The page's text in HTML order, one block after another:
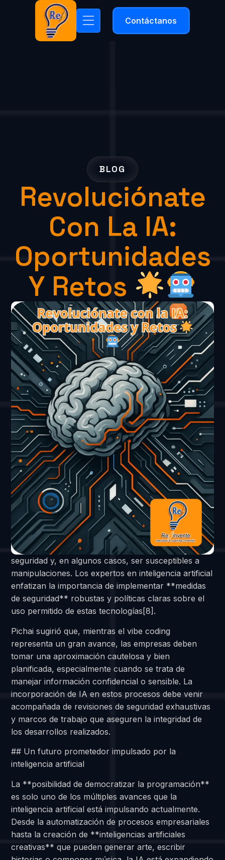
Contáctanos
BLOG
Revoluciónate
Con La IA:
Oportunidades
Y Retos
seguridad y, en algunos casos, ser susceptibles a
manipulaciones. Los expertos en inteligencia artificial
enfatizan la importancia de implementar **medidas
de seguridad** robustas y políticas claras sobre el
uso permitido de estas tecnologías[8].
Pichai sugirió que, mientras el vibe coding
representa un gran avance, las empresas deben
tomar una aproximación cautelosa y bien
planificada, especialmente cuando se trata de
manejar información confidencial o sensible. La
incorporación de IA en estos procesos debe venir
acompañada de revisiones de seguridad exhaustivas
y marcos de trabajo que aseguren la integridad de
los desarrollos realizados.
## Un futuro prometedor impulsado por la
inteligencia artificial
La **posibilidad de democratizar la programación**
es solo uno de los múltiples avances que la
inteligencia artificial está impulsando actualmente.
Desde la automatización de procesos empresariales
hasta la creación de **inteligencias artificiales
creativas** que pueden generar arte, escribir